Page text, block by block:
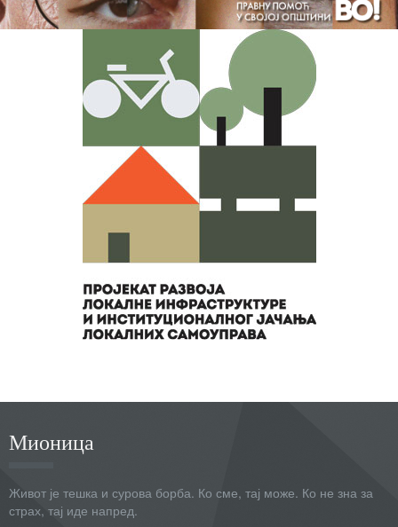
Мионица
Живот је тешка и сурова борба. Ко сме, тај може. Ко не зна за
страх, тај иде напред.